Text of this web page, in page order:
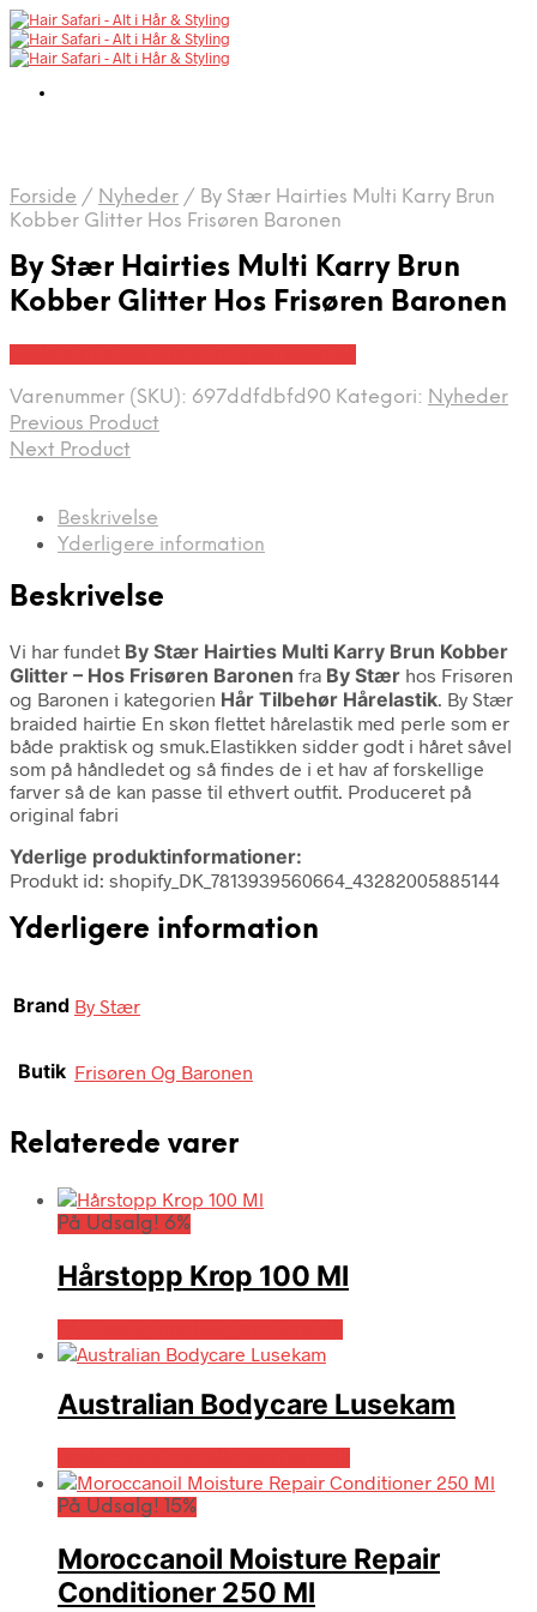
Forside / Nyheder / By Stær Hairties Multi Karry Brun
Kobber Glitter Hos Frisøren Baronen
By Stær Hairties Multi Karry Brun
Kobber Glitter Hos Frisøren Baronen
Varenummer (SKU): 697ddfdbfd90 Kategori: Nyheder
Previous Product
Next Product
Beskrivelse
Yderligere information
Beskrivelse
Vi har fundet By Stær Hairties Multi Karry Brun Kobber
Glitter – Hos Frisøren Baronen fra By Stær hos Frisøren
og Baronen i kategorien Hår Tilbehør Hårelastik. By Stær
braided hairtie En skøn flettet hårelastik med perle som er
både praktisk og smuk.Elastikken sidder godt i håret såvel
som på håndledet og så findes de i et hav af forskellige
farver så de kan passe til ethvert outfit. Produceret på
original fabri
Yderlige produktinformationer:
Produkt id: shopify_DK_7813939560664_43282005885144
Yderligere information
Brand By Stær
Butik Frisøren Og Baronen
Relaterede varer
På Udsalg! 6%
Hårstopp Krop 100 Ml
Australian Bodycare Lusekam
På Udsalg! 15%
Moroccanoil Moisture Repair
Conditioner 250 Ml